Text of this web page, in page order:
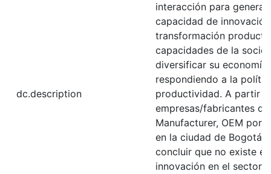
dc.description
interacción para
capacidad de
transformación
capacidades de la
diversificar su
respondiendo a la
productividad. A partir
empresas/fabricantes
Manufacturer, OEM por
en la ciudad de Bogotá.
concluir que no existe
innovación en el sector